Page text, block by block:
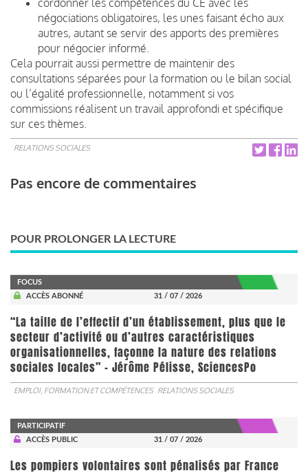
négociations obligatoires, les unes faisant écho aux
autres, autant se servir des apports des premières
pour négocier informé.
Cela pourrait aussi permettre de maintenir des
consultations séparées pour la formation ou le bilan social
ou l’égalité professionnelle, notamment si vos
commissions réalisent un travail approfondi et spécifique
sur ces thèmes.
RELATIONS SOCIALES
Pas encore de commentaires
POUR PROLONGER LA LECTURE
FOCUS
ACCÈS ABONNÉ
31 / 07 / 2026
“La taille de l’effectif d’un établissement, plus que le
secteur d’activité ou d’autres caractéristiques
organisationnelles, façonne la nature des relations
sociales locales” - Jérôme Pélisse, SciencesPo
EMPLOI, FORMATION ET COMPÉTENCES RELATIONS SOCIALES
PARTICIPATIF
ACCÈS PUBLIC
31 / 07 / 2026
Les pompiers volontaires sont pénalisés par France